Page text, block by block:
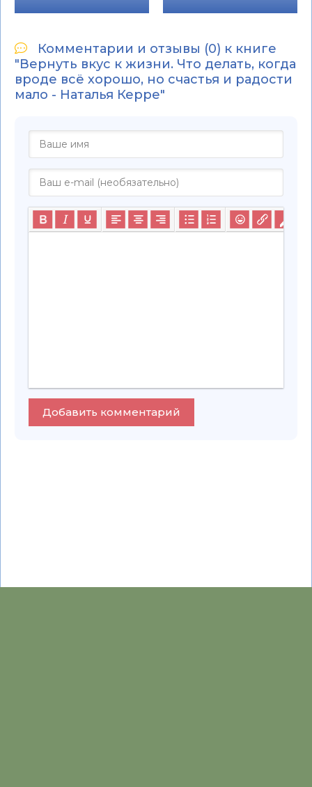
Комментарии и отзывы (0) к книге
"Вернуть вкус к жизни. Что делать, когда
вроде всё хорошо, но счастья и радости
мало - Наталья Керре"
Добавить комментарий